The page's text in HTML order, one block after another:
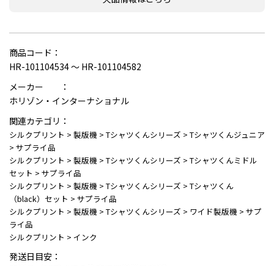
商品コード：
HR-101104534 ～ HR-101104582
メーカー ：
ホリゾン・インターナショナル
関連カテゴリ：
シルクプリント > 製版機 > Tシャツくんシリーズ > Tシャツくんジュニア
> サプライ品
シルクプリント > 製版機 > Tシャツくんシリーズ > Tシャツくんミドル
セット > サプライ品
シルクプリント > 製版機 > Tシャツくんシリーズ > Tシャツくん
（black）セット > サプライ品
シルクプリント > 製版機 > Tシャツくんシリーズ > ワイド製版機 > サプ
ライ品
シルクプリント > インク
発送日目安：